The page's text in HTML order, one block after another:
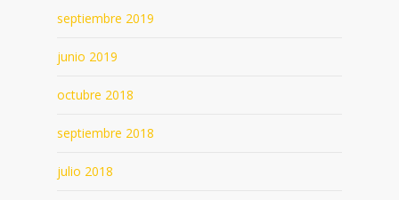
septiembre 2019
junio 2019
octubre 2018
septiembre 2018
julio 2018